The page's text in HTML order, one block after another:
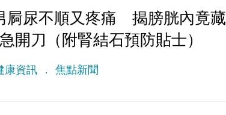
屙尿不順又疼痛 揭膀胱內竟藏
開刀（附腎結石預防貼士）
康資訊 焦點新聞